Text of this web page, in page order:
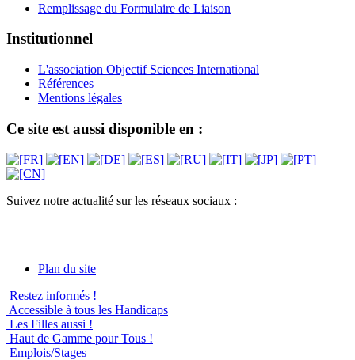
Remplissage du Formulaire de Liaison
Institutionnel
L'association Objectif Sciences International
Références
Mentions légales
Ce site est aussi disponible en :
Suivez notre actualité sur les réseaux sociaux :
Plan du site
Restez informés !
Accessible à tous les Handicaps
Les Filles aussi !
Haut de Gamme pour Tous !
Emplois/Stages